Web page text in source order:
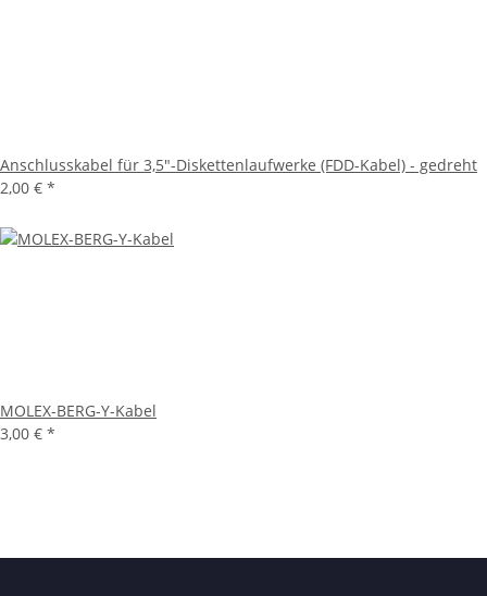
Anschlusskabel für 3,5"-Diskettenlaufwerke (FDD-Kabel) - gedreht
2,00 € *
MOLEX-BERG-Y-Kabel
3,00 € *